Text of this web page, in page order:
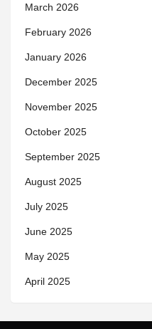
March 2026
February 2026
January 2026
December 2025
November 2025
October 2025
September 2025
August 2025
July 2025
June 2025
May 2025
April 2025